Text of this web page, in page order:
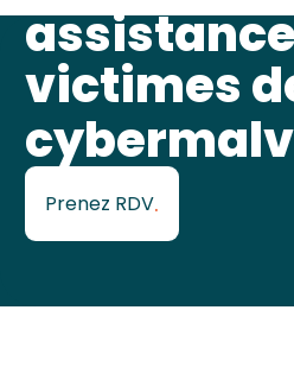
victimes
Prenez RDV